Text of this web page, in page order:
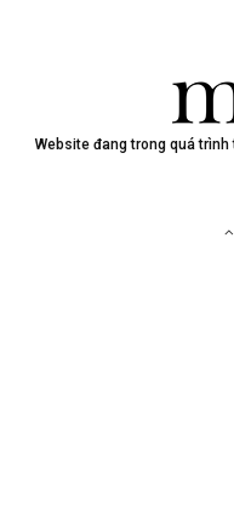
Website đang trong quá trình